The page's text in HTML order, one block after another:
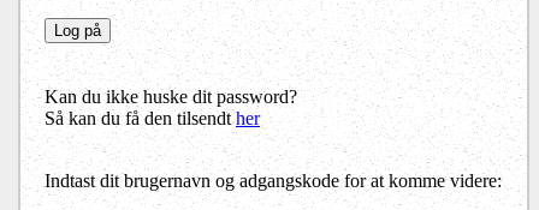
Kan du ikke huske dit password?
Så kan du få den tilsendther
Indtast dit brugernavn og adgangskode for at komme videre: